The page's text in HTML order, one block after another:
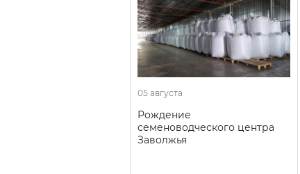
05 августа
Рождение
семеноводческого центра
Заволжья